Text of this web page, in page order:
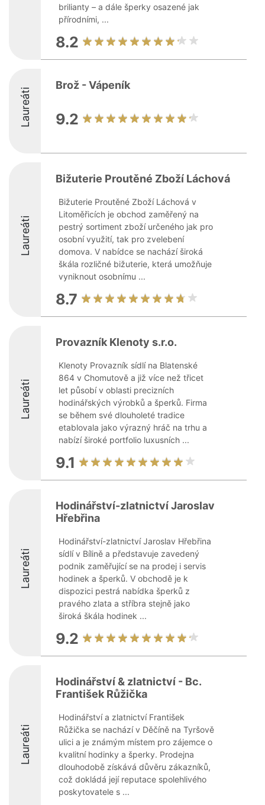
brilianty – a dále šperky osazené jak
přírodními, ...
8.2
Laureáti
Brož - Vápeník
9.2
Laureáti
Bižuterie Proutěné Zboží Láchová
Bižuterie Proutěné Zboží Láchová v
Litoměřicích je obchod zaměřený na
pestrý sortiment zboží určeného jak pro
osobní využití, tak pro zvelebení
domova. V nabídce se nachází široká
škála rozličné bižuterie, která umožňuje
vyniknout osobnímu ...
8.7
Laureáti
Provazník Klenoty s.r.o.
Klenoty Provazník sídlí na Blatenské
864 v Chomutově a již více než třicet
let působí v oblasti precizních
hodinářských výrobků a šperků. Firma
se během své dlouholeté tradice
etablovala jako výrazný hráč na trhu a
nabízí široké portfolio luxusních ...
9.1
Laureáti
Hodinářství-zlatnictví Jaroslav
Hřebřina
Hodinářství-zlatnictví Jaroslav Hřebřina
sídlí v Bílině a představuje zavedený
podnik zaměřující se na prodej i servis
hodinek a šperků. V obchodě je k
dispozici pestrá nabídka šperků z
pravého zlata a stříbra stejně jako
široká škála hodinek ...
9.2
Laureáti
Hodinářství & zlatnictví - Bc.
František Růžička
Hodinářství a zlatnictví František
Růžička se nachází v Děčíně na Tyršově
ulici a je známým místem pro zájemce o
kvalitní hodinky a šperky. Prodejna
dlouhodobě získává důvěru zákazníků,
což dokládá její reputace spolehlivého
poskytovatele s ...